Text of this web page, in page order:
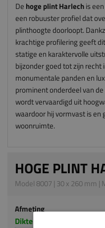
De hoge plint Harlechis
een robuuster profiel dat
plinthoogte doorloopt.
krachtige profilering geeft
statige en karaktervolle
bijzonder goed tot zijn
monumentale panden en
prominent onderdeel van
wordt vervaardigd uit
waardoor hij vormvast is en
woonruimte.
HOGE PLINT
Model 8007 | 30 x 260 mm |
Afmeting
Dikte x hoogte in